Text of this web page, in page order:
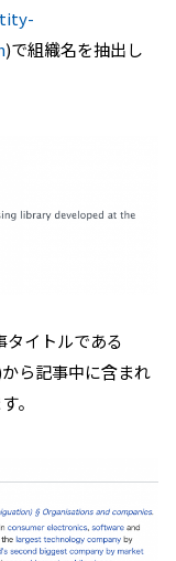
)で組織名を抽出し
イトルである
ら記事中に含まれ
。